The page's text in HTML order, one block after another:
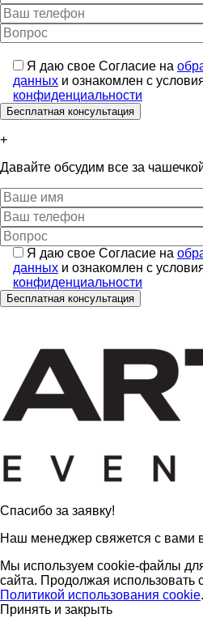
Я даю свое Согласие на
данных и ознакомлен с
конфиденциальности
+
Давайте обсудим все за
Я даю свое Согласие на
данных и ознакомлен с
конфиденциальности
Cпасибо за заявку!
Наш менеджер свяжется с вами
Мы используем cookie-файлы
сайта. Продолжая использовать
Политикой использования cookie.
Принять и закрыть